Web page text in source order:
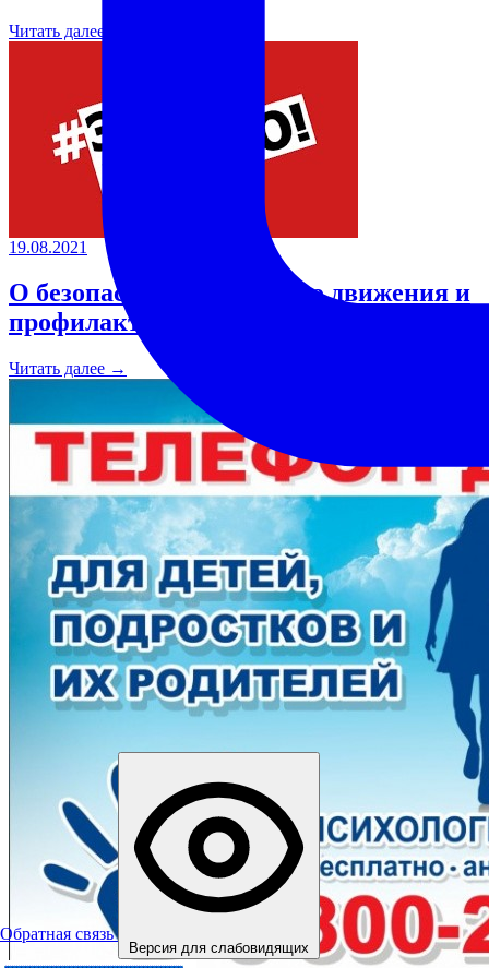
Обратная связь
Версия для слабовидящих
Читать далее →
19.08.2021
О безопасности дорожного движения и
профилактика ДДТТ
Читать далее →